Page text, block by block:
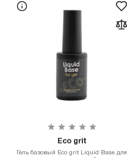
Eco grit
Гель базовый Eco grit Liquid Base для